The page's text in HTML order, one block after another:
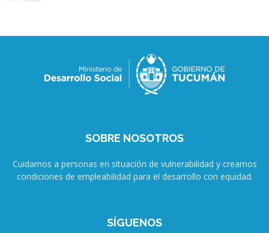
SOBRE NOSOTROS
Cuidamos a personas en situación de vulnerabilidad y creamos
condiciones de empleabilidad para el desarrollo con equidad.
SÍGUENOS